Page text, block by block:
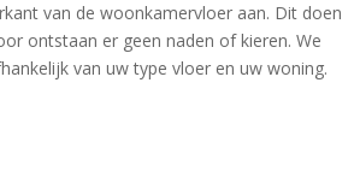
van de woonkamervloer aan. Dit doen
ontstaan er geen naden of kieren. We
van uw type vloer en uw woning.